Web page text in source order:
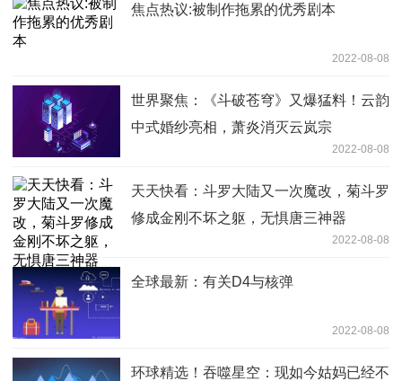
焦点热议:被制作拖累的优秀剧本
2022-08-08
世界聚焦：《斗破苍穹》又爆猛料！云韵
中式婚纱亮相，萧炎消灭云岚宗
2022-08-08
天天快看：斗罗大陆又一次魔改，菊斗罗
修成金刚不坏之躯，无惧唐三神器
2022-08-08
全球最新：有关D4与核弹
2022-08-08
环球精选！吞噬星空：现如今姑妈已经不